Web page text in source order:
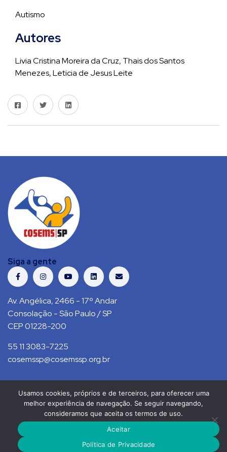
Autismo
Autores
Livia Cristina Moreira da Cruz, Thais dos Santos
Menezes, Leticia de Jesus Leite
Siga a gente
Av. Angélica, 2466 - 17º Andar
Consolação - São Paulo / SP
CEP 01228-200
55 11 3083-7225
cosemssp@cosemssp.org.br
Política de Privacidade Contato
COSEMS/SP © 2021. Todos direitos reservados.
RS Press
Usamos cookies, próprios e de terceiros, para oferecer uma
melhor experiência de navegação. Se seguir navegando,
consideramos que aceita os termos de uso.
Aceitar
Política de Privacidade